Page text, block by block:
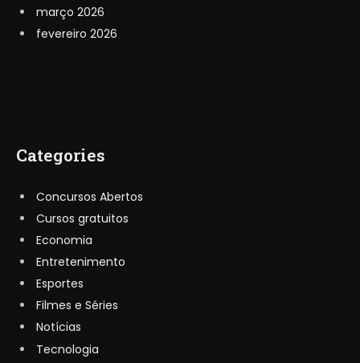
março 2026
fevereiro 2026
Categories
Concursos Abertos
Cursos gratuitos
Economia
Entretenimento
Esportes
Filmes e Séries
Notícias
Tecnologia